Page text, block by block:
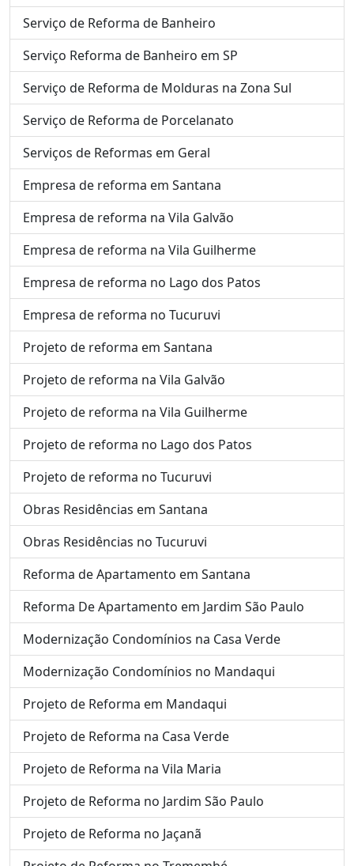
Serviço de Reforma de Banheiro
Serviço Reforma de Banheiro em SP
Serviço de Reforma de Molduras na Zona Sul
Serviço de Reforma de Porcelanato
Serviços de Reformas em Geral
Empresa de reforma em Santana
Empresa de reforma na Vila Galvão
Empresa de reforma na Vila Guilherme
Empresa de reforma no Lago dos Patos
Empresa de reforma no Tucuruvi
Projeto de reforma em Santana
Projeto de reforma na Vila Galvão
Projeto de reforma na Vila Guilherme
Projeto de reforma no Lago dos Patos
Projeto de reforma no Tucuruvi
Obras Residências em Santana
Obras Residências no Tucuruvi
Reforma de Apartamento em Santana
Reforma De Apartamento em Jardim São Paulo
Modernização Condomínios na Casa Verde
Modernização Condomínios no Mandaqui
Projeto de Reforma em Mandaqui
Projeto de Reforma na Casa Verde
Projeto de Reforma na Vila Maria
Projeto de Reforma no Jardim São Paulo
Projeto de Reforma no Jaçanã